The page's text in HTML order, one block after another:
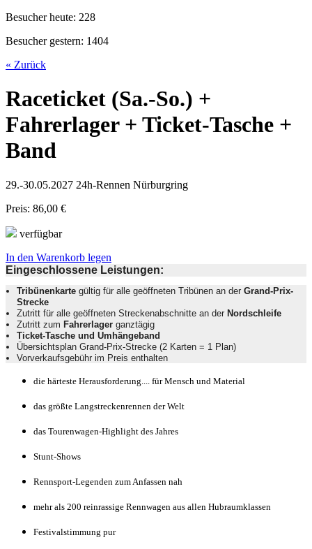
Besucher heute: 228
Besucher gestern: 1404
« Zurück
Raceticket (Sa.-So.) +
Fahrerlager + Ticket-Tasche +
Band
29.-30.05.2027 24h-Rennen Nürburgring
Preis: 86,00 €
verfügbar
In den Warenkorb legen
Eingeschlossene Leistungen:
Tribünenkarte gültig für alle geöffneten Tribünen an der Grand-Prix-
Strecke
Zutritt für alle geöffneten Streckenabschnitte an der Nordschleife
Zutritt zum Fahrerlager ganztägig
Ticket-Tasche und Umhängeband
Übersichtsplan Grand-Prix-Strecke (2 Karten = 1 Plan)
Vorverkaufsgebühr im Preis enthalten
die härteste Herausforderung.... für Mensch und Material
das größte Langstreckenrennen der Welt
das Tourenwagen-Highlight des Jahres
Stunt-Shows
Rennsport-Legenden zum Anfassen nah
mehr als 200 reinrassige Rennwagen aus allen Hubraumklassen
Festivalstimmung pur